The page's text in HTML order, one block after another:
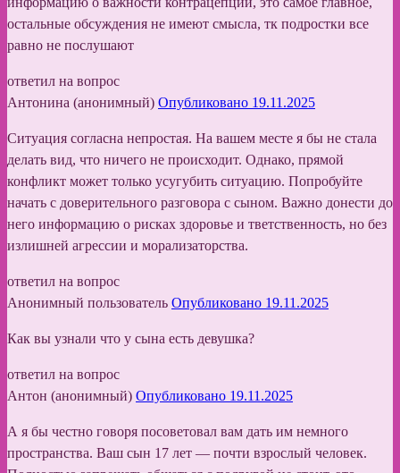
остальные обсуждения не имеют смысла, тк подростки все
равно не послушают
ответил на вопрос
Антонина (анонимный) Опубликовано 19.11.2025
Ситуация согласна непростая. На вашем месте я бы не стала
делать вид, что ничего не происходит. Однако, прямой
конфликт может только усугубить ситуацию. Попробуйте
начать с доверительного разговора с сыном. Важно донести до
него информацию о рисках здоровье и тветственность, но без
излишней агрессии и морализаторства.
ответил на вопрос
Анонимный пользователь Опубликовано 19.11.2025
Как вы узнали что у сына есть девушка?
ответил на вопрос
Антон (анонимный) Опубликовано 19.11.2025
А я бы честно говоря посоветовал вам дать им немного
пространства. Ваш сын 17 лет — почти взрослый человек.